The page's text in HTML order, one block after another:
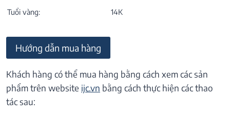
Tuổi vàng: 14K
Hướng dẫn mua hàng
Khách hàng có thể mua hàng bằng cách xem các sản
phẩm trên website ijc.vn bằng cách thực hiện các thao
tác sau: